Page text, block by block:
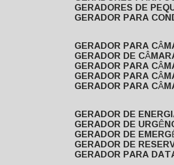
GERADORES DE
GERADOR PARA
GERADOR PARA
GERADOR DE
GERADOR PARA
GERADOR PARA
GERADOR PARA
GERADOR DE
GERADOR DE
GERADOR DE
GERADOR DE
GERADOR PARA